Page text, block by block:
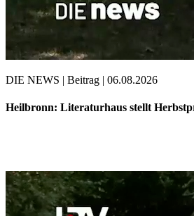
DIE NEWS | Beitrag | 06.08.2026
Heilbronn: Literaturhaus stellt